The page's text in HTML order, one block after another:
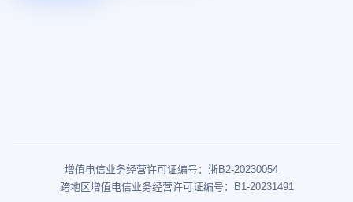
增值电信业务经营许可证编号：浙B2-20230054
跨地区增值电信业务经营许可证编号：B1-20231491